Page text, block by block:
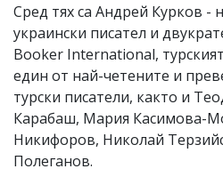
Сред тях са Андрей Курков -
украински писател и
Booker International,
един от най-четените и
турски писатели, както и
Карабаш, Мария Касимова-
Никифоров, Николай
Полеганов.